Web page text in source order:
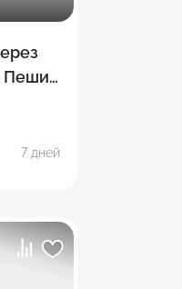
Пеший
7 дней